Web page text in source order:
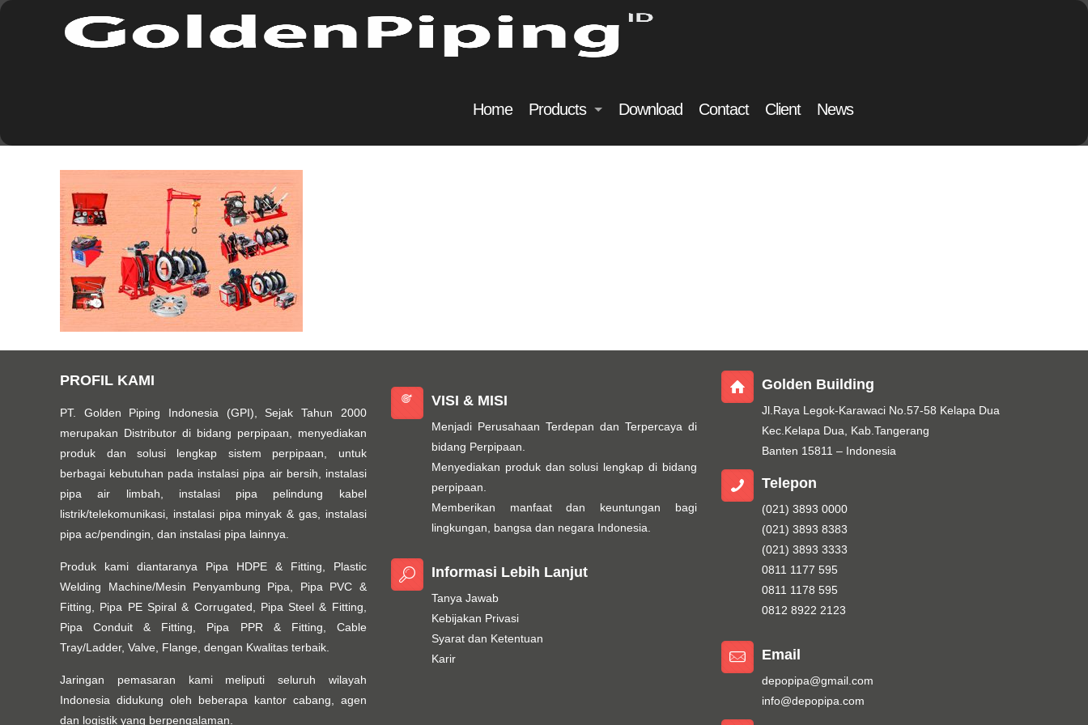
Home Products Download Contact Client News
PROFIL KAMI
PT. Golden Piping Indonesia (GPI), Sejak Tahun 2000
merupakan Distributor di bidang perpipaan, menyediakan
produk dan solusi lengkap sistem perpipaan, untuk
berbagai kebutuhan pada instalasi pipa air bersih, instalasi
pipa air limbah, instalasi pipa pelindung kabel
listrik/telekomunikasi, instalasi pipa minyak & gas, instalasi
pipa ac/pendingin, dan instalasi pipa lainnya.
Produk kami diantaranya Pipa HDPE & Fitting, Plastic
Welding Machine/Mesin Penyambung Pipa, Pipa PVC &
Fitting, Pipa PE Spiral & Corrugated, Pipa Steel & Fitting,
Pipa Conduit & Fitting, Pipa PPR & Fitting, Cable
Tray/Ladder, Valve, Flange, dengan Kwalitas terbaik.
Jaringan pemasaran kami meliputi seluruh wilayah
Indonesia didukung oleh beberapa kantor cabang, agen
dan logistik yang berpengalaman.
VISI & MISI
Menjadi Perusahaan Terdepan dan Terpercaya di
bidang Perpipaan.
Menyediakan produk dan solusi lengkap di bidang
perpipaan.
Memberikan manfaat dan keuntungan bagi
lingkungan, bangsa dan negara Indonesia.
Informasi Lebih Lanjut
Tanya Jawab
Kebijakan Privasi
Syarat dan Ketentuan
Karir
Golden Building
Jl.Raya Legok-Karawaci No.57-58 Kelapa Dua
Kec.Kelapa Dua, Kab.Tangerang
Banten 15811 – Indonesia
Telepon
(021) 3893 0000
(021) 3893 8383
(021) 3893 3333
0811 1177 595
0811 1178 595
0812 8922 2123
Email
depopipa@gmail.com
info@depopipa.com